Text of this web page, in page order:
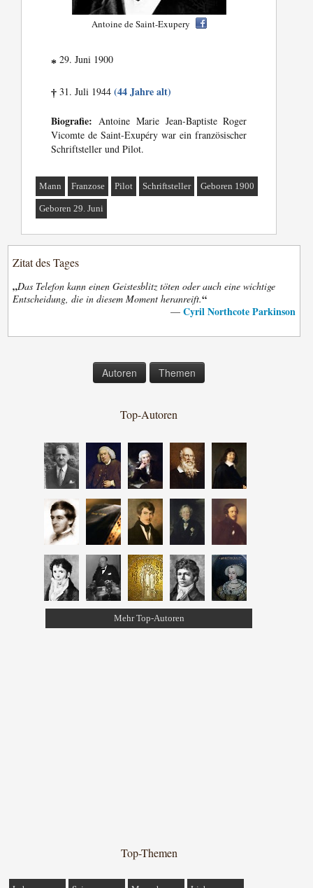
Antoine de Saint-Exupery
* 29. Juni 1900
† 31. Juli 1944(44 Jahre alt)
Biografie: Antoine Marie Jean-Baptiste Roger
Vicomte de Saint-Exupéry war ein französischer
Schriftsteller und Pilot.
Mann Franzose Pilot Schriftsteller Geboren 1900
Geboren 29. Juni
Zitat des Tages
„Das Telefon kann einen Geistesblitz töten oder auch eine wichtige
Entscheidung, die in diesem Moment heranreift.“
— Cyril Northcote Parkinson
Autoren Themen
Top-Autoren
Mehr Top-Autoren
Top-Themen